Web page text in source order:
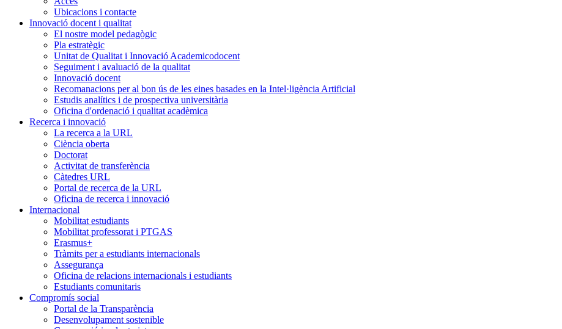
Ubicacions i contacte
Innovació docent i qualitat
El nostre model pedagògic
Pla estratègic
Unitat de Qualitat i Innovació Academicodocent
Seguiment i avaluació de la qualitat
Innovació docent
Recomanacions per al bon ús de les eines basades en la Intel·ligència Artificial
Estudis analítics i de prospectiva universitària
Oficina d'ordenació i qualitat acadèmica
Recerca i innovació
La recerca a la URL
Ciència oberta
Doctorat
Activitat de transferència
Càtedres URL
Portal de recerca de la URL
Oficina de recerca i innovació
Internacional
Mobilitat estudiants
Mobilitat professorat i PTGAS
Erasmus+
Tràmits per a estudiants internacionals
Assegurança
Oficina de relacions internacionals i estudiants
Estudiants comunitaris
Compromís social
Portal de la Transparència
Desenvolupament sostenible